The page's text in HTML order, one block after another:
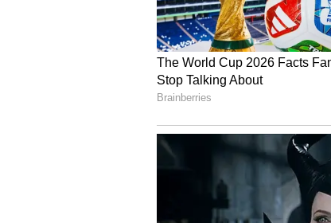
ఆశ్చర్యపరిచిన
అతను బాలుడిని తనతో పాటు బావి
చెప్పాడు. బాలుడు చూశాడు.
వికసించి ఉన్నాయి. మరో వైపు